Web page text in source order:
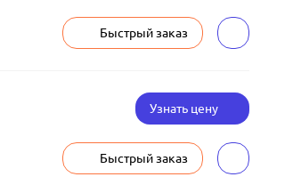
Быстрый заказ
Узнать цену
Быстрый заказ